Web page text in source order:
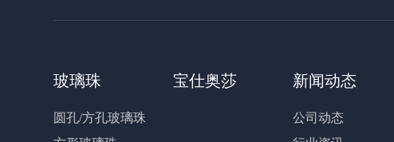
玻璃珠
圆孔/方孔玻璃珠
宝仕奥莎 新闻动态
公司动态